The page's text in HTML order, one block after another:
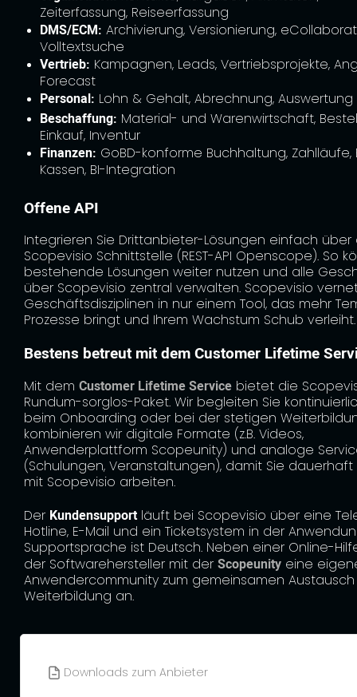
Zeiterfassung, Reiseerfassung
DMS/ECM: Archivierung, Versionierung,
Volltextsuche
Vertrieb: Kampagnen, Leads, Vertriebsprojekte,
Forecast
Personal: Lohn & Gehalt, Abrechnung, Auswertung
Beschaffung: Material- und Warenwirtschaft,
Einkauf, Inventur
Finanzen: GoBD-konforme Buchhaltung, Zahlläufe,
Kassen, BI-Integration
Offene API
Integrieren Sie Drittanbieter-Lösungen einfach über
Scopevisio Schnittstelle (REST-API Openscope). So
bestehende Lösungen weiter nutzen und alle
über Scopevisio zentral verwalten. Scopevisio
Geschäftsdisziplinen in nur einem Tool, das mehr
Prozesse bringt und Ihrem Wachstum Schub verleiht.
Bestens betreut mit dem Customer Lifetime
Mit demCustomer Lifetime Service bietet die
Rundum-sorglos-Paket. Wir begleiten Sie
beim Onboarding oder bei der stetigen
kombinieren wir digitale Formate (z.B. Videos,
Anwenderplattform Scopeunity) und analoge
(Schulungen, Veranstaltungen), damit Sie
mit Scopevisio arbeiten.
Der Kundensupportläuft bei Scopevisio über eine
Hotline, E-Mail und ein Ticketsystem in der
Supportsprache ist Deutsch. Neben einer Online-
der Softwarehersteller mit derScopeunity eine
Anwendercommunity zum gemeinsamen
Weiterbildung an.
Downloads zum Anbieter